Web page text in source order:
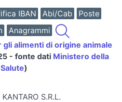
IBAN Abi/Cab
Poste
Anagrammi
alimenti di origine animale
- fonte dati Ministero della
Salute)
KANTARO S.R.L.